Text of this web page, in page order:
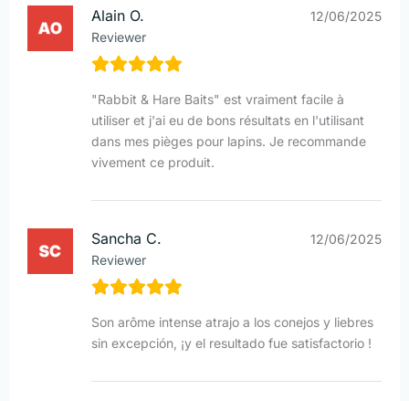
Alain O.
Reviewer
12/06/2025
"Rabbit & Hare Baits" est vraiment facile à
utiliser et j'ai eu de bons résultats en l'utilisant
dans mes pièges pour lapins. Je recommande
vivement ce produit.
Sancha C.
Reviewer
12/06/2025
Son arôme intense atrajo a los conejos y liebres
sin excepción, ¡y el resultado fue satisfactorio !